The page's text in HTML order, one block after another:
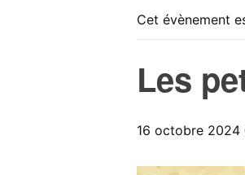
Cet évènement
Les
16 octobre 2024